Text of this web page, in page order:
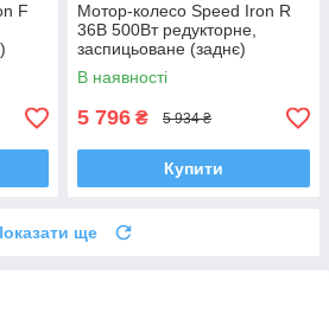
F
Мотор-колесо Speed Iron R
36В 500Вт редукторне,
заспицьоване (заднє)
В наявності
5 796 ₴ 5 934 ₴
Купити
ще